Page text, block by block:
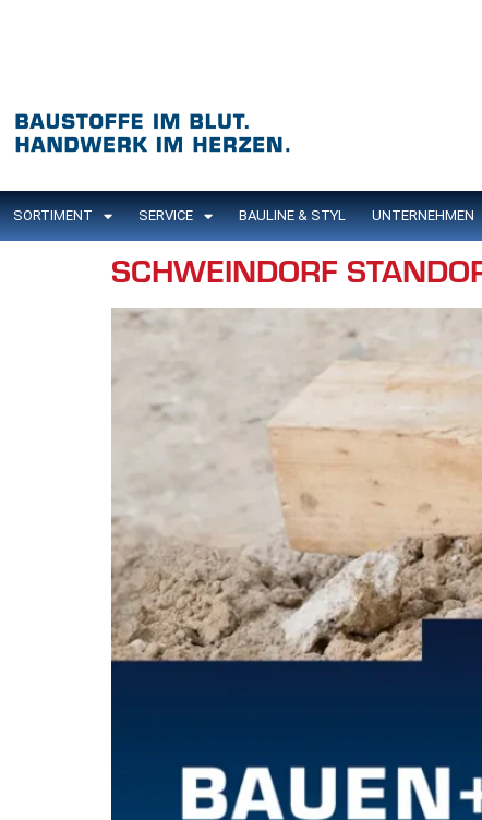
SORTIMENT SERVICE BAULINE & STYL UNTERNEHMEN
SCHWEINDORF